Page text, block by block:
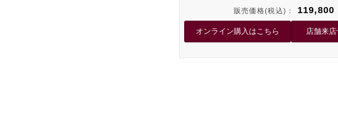
販売価格(税込)： 119,800